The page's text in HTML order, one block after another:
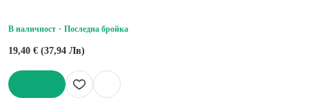
В наличност Последна бройка
19,40 € (37,94 Лв)